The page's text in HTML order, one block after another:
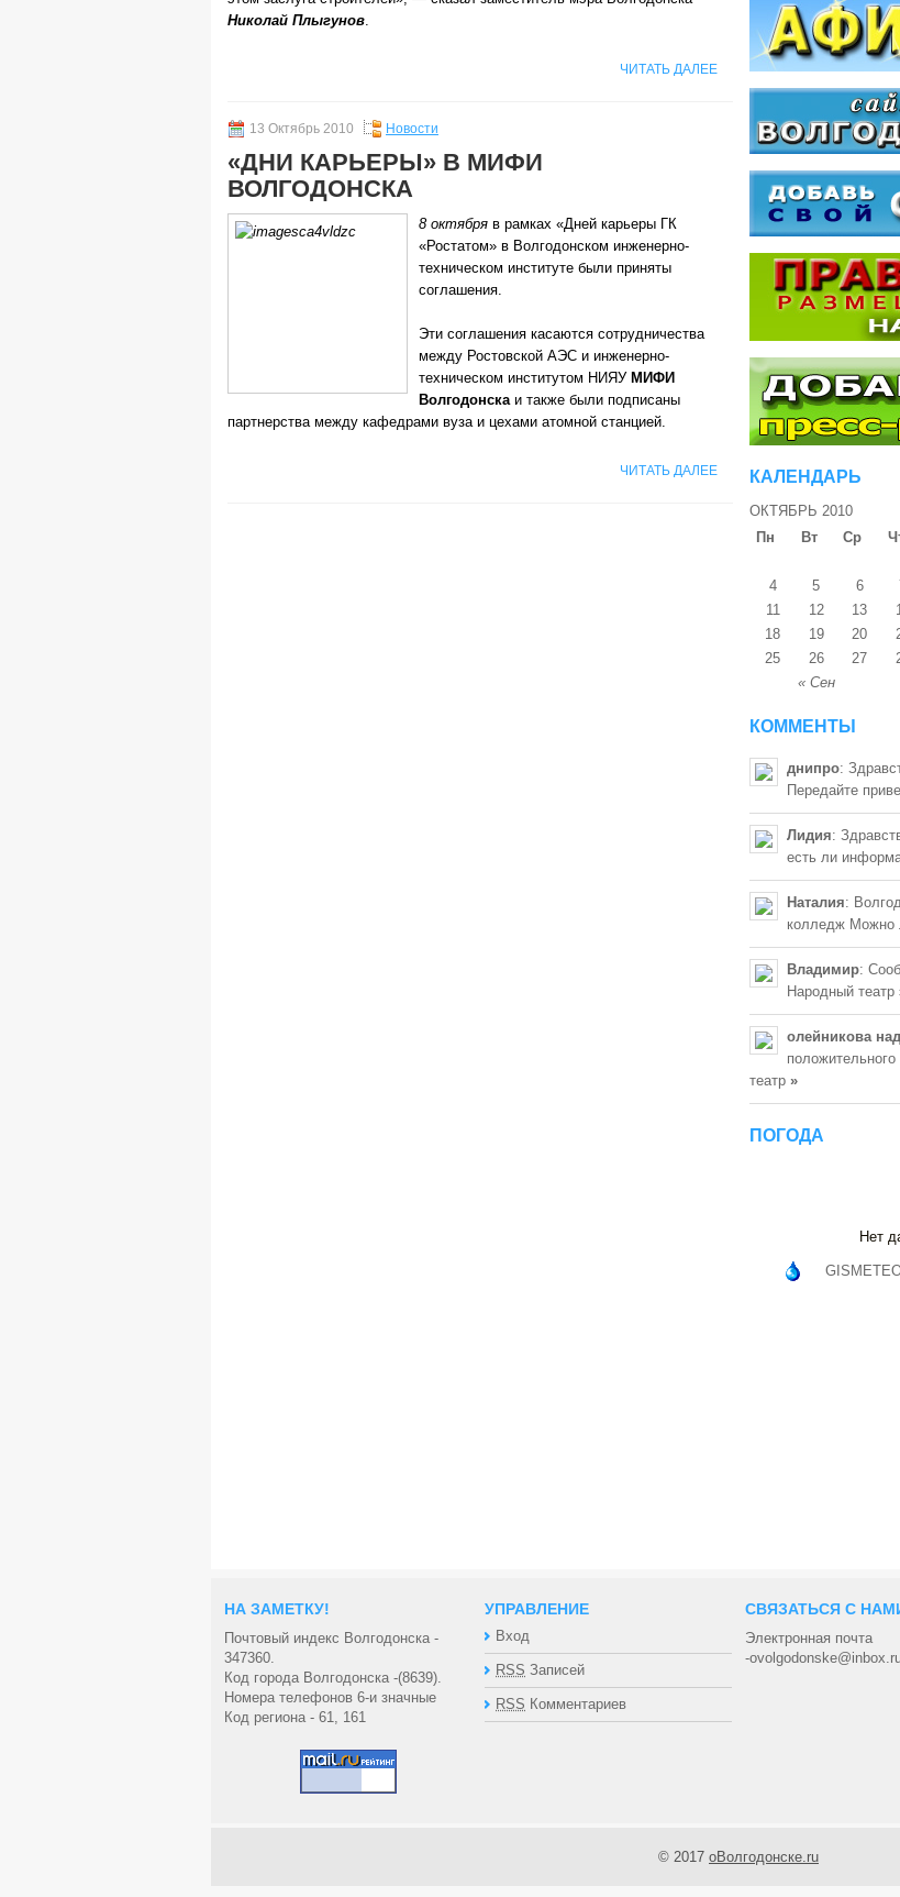
Николай Плыгунов.
ЧИТАТЬ ДАЛЕЕ
13 Октябрь 2010 Новости
«ДНИ КАРЬЕРЫ» В МИФИ
ВОЛГОДОНСКА
8 октября в рамках «Дней карьеры ГК
«Ростатом» в Волгодонском инженерно-
техническом институте были приняты
соглашения.
Эти соглашения касаются сотрудничества
между Ростовской АЭС и инженерно-
техническом институтом НИЯУ МИФИ
Волгодонскаи также были подписаны
партнерства между кафедрами вуза и цехами атомной станцией.
ЧИТАТЬ ДАЛЕЕ КАЛЕНДАРЬ
ОКТЯБРЬ 2010
Пн
Вт Ср
« Сен
4
5 6
11
12 13
18
19 20
25
26 27
КОММЕНТЫ
днипро:
Передайте
Лидия:
есть ли
Наталия:
колледж Можно
Владимир:
Народный театр
олейникова
театр »
ПОГОДА
Нет
НА ЗАМЕТКУ!
Почтовый индекс Волгодонска -
347360.
Код города Волгодонска -(8639).
Номера телефонов 6-и значные
Код региона - 61, 161
УПРАВЛЕНИЕ
Вход
RSS Записей
RSS Комментариев
СВЯЗАТЬСЯ С
Электронная почта
-
© 2017 оВолгодонске.ru